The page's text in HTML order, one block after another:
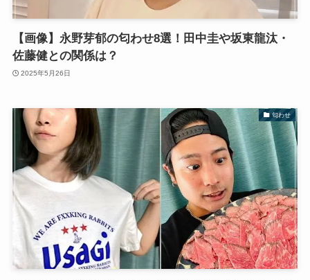
【画像】永野芽郁の匂わせ8選！田中圭や坂東龍汰・
佐藤健との関係は？
2025年5月26日
匂わせ